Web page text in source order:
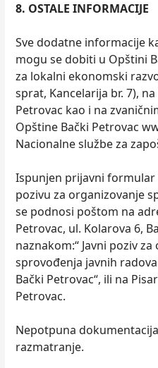
8. OSTALE INFORMACIJE
Sve dodatne informacije
mogu se dobiti u Opštini
za lokalni ekonomski
sprat, Kancelarija br. 7),
Petrovac kao i na
Opštine Bački Petrovac
Nacionalne službe za
Ispunjen prijavni formular
pozivu za organizovanje
se podnosi poštom na
Petrovac, ul. Kolarova 6,
naznakom:“ Javni poziv
sprovođenja javnih
Bački Petrovac“, ili na
Petrovac.
Nepotpuna
razmatranje.